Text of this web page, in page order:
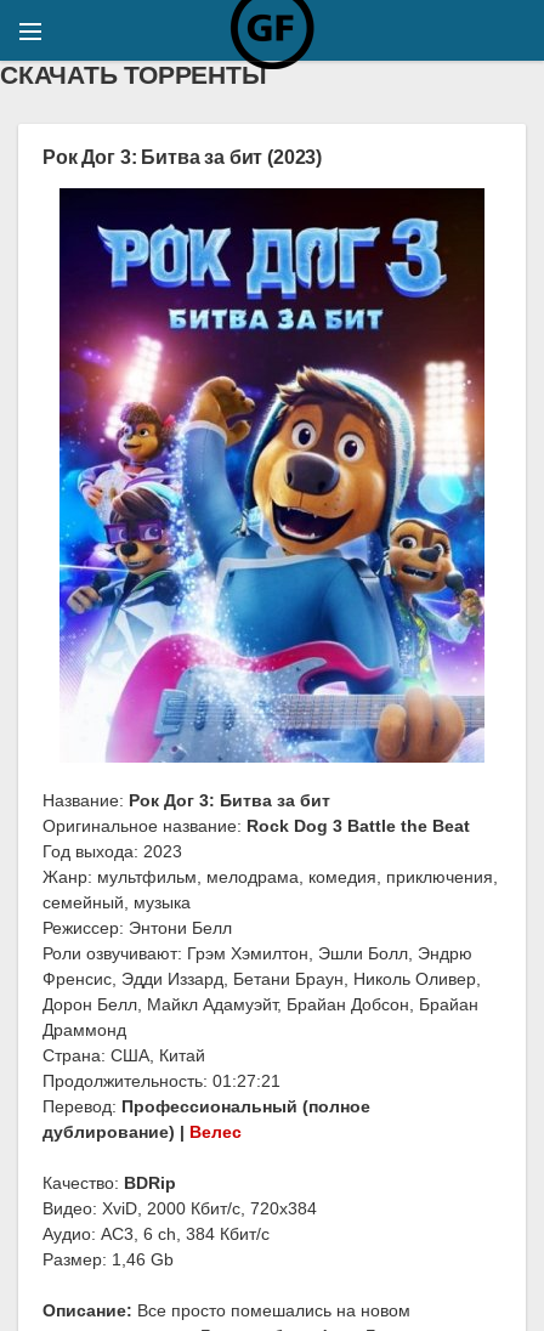
СКАЧАТЬ ТОРРЕНТЫ
Рок Дог 3: Битва за бит (2023)
Название: Рок Дог 3: Битва за бит
Оригинальное название: Rock Dog 3 Battle the Beat
Год выхода: 2023
Жанр: мультфильм, мелодрама, комедия, приключения,
семейный, музыка
Режиссер: Энтони Белл
Роли озвучивают: Грэм Хэмилтон, Эшли Болл, Эндрю
Френсис, Эдди Иззард, Бетани Браун, Николь Оливер,
Дорон Белл, Майкл Адамуэйт, Брайан Добсон, Брайан
Драммонд
Страна: США, Китай
Продолжительность: 01:27:21
Перевод: Профессиональный (полное
дублирование) | Велес
Качество: BDRip
Видео: XviD, 2000 Кбит/с, 720x384
Аудио: AC3, 6 ch, 384 Кбит/с
Размер: 1,46 Gb
Описание: Все просто помешались на новом